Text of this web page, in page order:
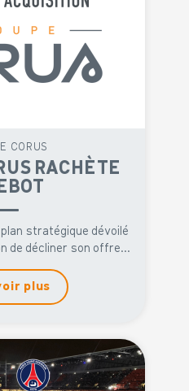
CORUS
RACHÈTE
stratégique dévoilé
de décliner son offre...
plus